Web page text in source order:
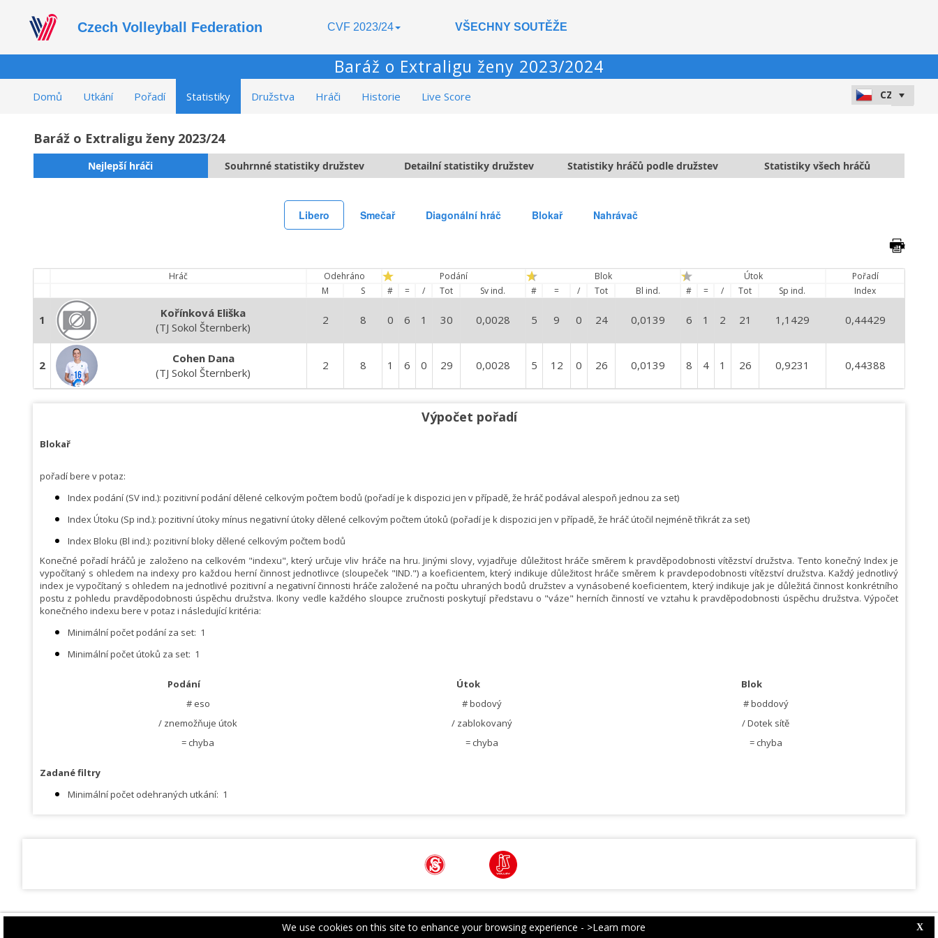
We use cookies on this site to enhance your browsing experience - >Learn more X
Czech Volleyball Federation CVF 2023/24 VŠECHNY SOUTĚŽE
Baráž o Extraligu ženy 2023/2024
Domů Utkání Pořadí Statistiky Družstva Hráči Historie Live Score
Baráž o Extraligu ženy 2023/24
Nejlepší hráči Souhrnné statistiky družstev Detailní statistiky družstev Statistiky hráčů podle družstev Statistiky všech hráčů
Libero Smečař Diagonální hráč Blokař Nahrávač
Hráč Odehráno Podání Blok Útok
Pořadí
M
S # = / Tot Sv ind. # = / Tot Bl ind. # = / Tot Sp ind. Index
1
Kořínková Eliška
(TJ Sokol Šternberk)
2 8 0 6 1 30 0,0028 5 9 0 24 0,0139 6 1 2 21 1,1429 0,44429
2
Cohen Dana
(TJ Sokol Šternberk)
2 8 1 6 0 29 0,0028 5 12 0 26 0,0139 8 4 1 26 0,9231 0,44388
Výpočet pořadí
Blokař
pořadí bere v potaz:
Index podání (SV ind.): pozitivní podání dělené celkovým počtem bodů (pořadí je k dispozici jen v případě, že hráč podával alespoň jednou za set)
Index Útoku (Sp ind.): pozitivní útoky mínus negativní útoky dělené celkovým počtem útoků (pořadí je k dispozici jen v případě, že hráč útočil nejméně třikrát za set)
Index Bloku (Bl ind.): pozitivní bloky dělené celkovým počtem bodů
Konečné pořadí hráčů je založeno na celkovém "indexu", který určuje vliv hráče na hru. Jinými slovy, vyjadřuje důležitost hráče směrem k pravděpodobnosti vítězství družstva. Tento konečný Index je
vypočítaný s ohledem na indexy pro každou herní činnost jednotlivce (sloupeček "IND.") a koeficientem, který indikuje důležitost hráče směrem k pravdepodobnosti vítězství družstva. Každý jednotlivý
index je vypočítaný s ohledem na jednotlivé pozitivní a negativní činnosti hráče založené na počtu uhraných bodů družstev a vynásobené koeficientem, který indikuje jak je důležitá činnost konkrétního
postu z pohledu pravděpodobnosti úspěchu družstva. Ikony vedle každého sloupce zručnosti poskytují představu o "váze" herních činností ve vztahu k pravděpodobnosti úspěchu družstva. Výpočet
konečného indexu bere v potaz i následující kritéria:
Minimální počet podání za set: 1
Minimální počet útoků za set: 1
Podání
# eso
/ znemožňuje útok
= chyba
Útok
# bodový
/ zablokovaný
= chyba
Blok
# boddový
/ Dotek sítě
= chyba
Zadané filtry
Minimální počet odehraných utkání: 1
Web Competition Site © 2026 by